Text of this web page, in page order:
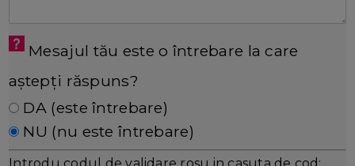
Mesajul tău este o întrebare la care
aștepți răspuns?
DA (este întrebare)
NU (nu este întrebare)
Introdu codul de validare rosu in casuta de cod: